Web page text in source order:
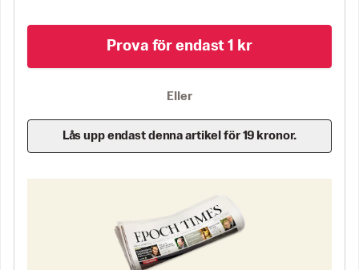
Prova för endast 1 kr
Eller
Lås upp endast denna artikel för 19 kronor.